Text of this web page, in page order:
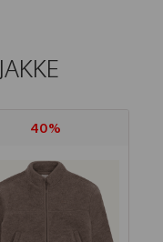
JAKKE
40%